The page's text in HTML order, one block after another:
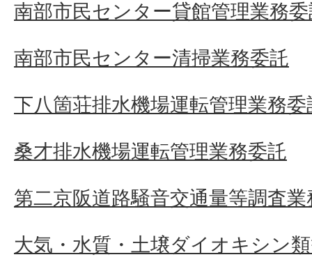
南部市民センター貸館管理業務
南部市民センター清掃業務委託
下八箇荘排水機場運転管理業務委
桑才排水機場運転管理業務委託
第二京阪道路騒音交通量等調査業
大気・水質・土壌ダイオキシン